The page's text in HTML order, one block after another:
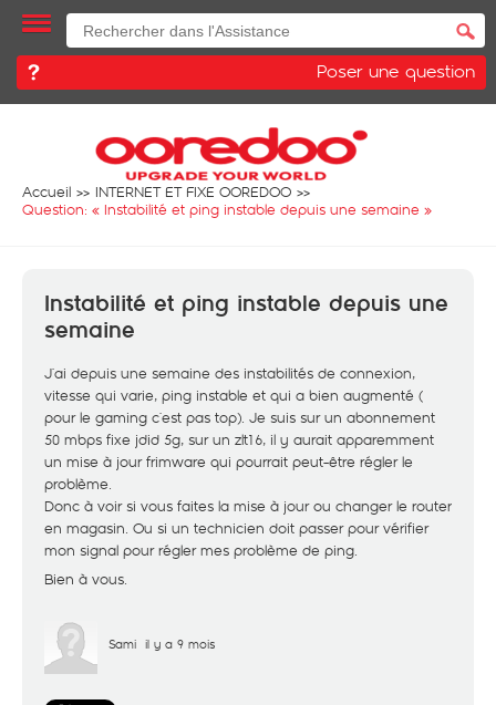
Poser une question
Accueil
INTERNET ET FIXE OOREDOO
Question: « Instabilité et ping instable depuis une semaine »
Instabilité et ping instable depuis une
semaine
J´ai depuis une semaine des instabilités de connexion,
vitesse qui varie, ping instable et qui a bien augmenté (
pour le gaming c´est pas top). Je suis sur un abonnement
50 mbps fixe jdid 5g, sur un zlt16, il y aurait apparemment
un mise à jour frimware qui pourrait peut-être régler le
problème.
Donc à voir si vous faites la mise à jour ou changer le router
en magasin. Ou si un technicien doit passer pour vérifier
mon signal pour régler mes problème de ping.
Bien à vous.
Sami il y a 9 mois